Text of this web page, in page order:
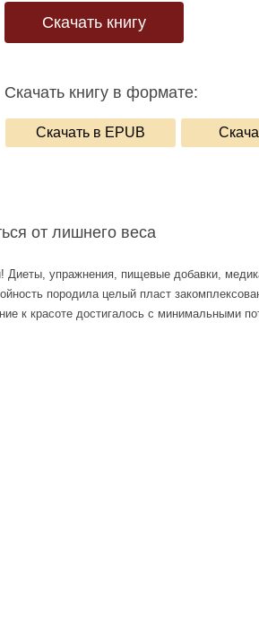
Скачать книгу
Скачать книгу в формате:
Скачать в EPUB
от лишнего веса
упражнения, пищевые добавки,
породила целый пласт
к красоте достигалось с минимальными